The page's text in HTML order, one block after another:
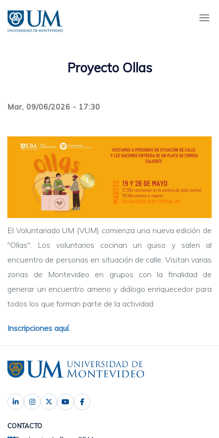
contenido
principal
Proyecto Ollas
Mar, 09/06/2026 - 17:30
El Voluntariado UM (VUM) comienza una nueva edición de
"Ollas". Los voluntarios cocinan un guiso y salen al
encuentro de personas en situación de calle. Visitan varias
zonas de Montevideo en grupos con la finalidad de
generar un encuentro ameno y diálogo enriquecedor para
todos los que forman parte de la actividad.
Inscripciones aquí.
CONTACTO